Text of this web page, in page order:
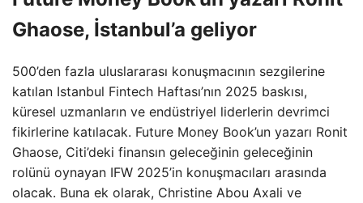
Ghaose, İstanbul’a geliyor
500’den fazla uluslararası konuşmacının sezgilerine
katılan Istanbul Fintech Haftası’nın 2025 baskısı,
küresel uzmanların ve endüstriyel liderlerin devrimci
fikirlerine katılacak. Future Money Book’un yazarı Ronit
Ghaose, Citi’deki finansın geleceğinin geleceğinin
rolünü oynayan IFW 2025’in konuşmacıları arasında
olacak. Buna ek olarak, Christine Abou Axali ve